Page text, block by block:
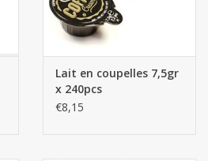
Lait en coupelles 7,5gr
x 240pcs
€8,15